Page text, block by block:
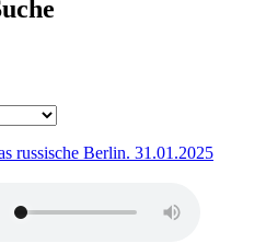
russische Berlin. Ausleihbar seit
31.01.2025
russische Berlin.